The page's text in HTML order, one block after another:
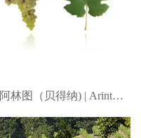
阿林图（贝得纳) | Arinto